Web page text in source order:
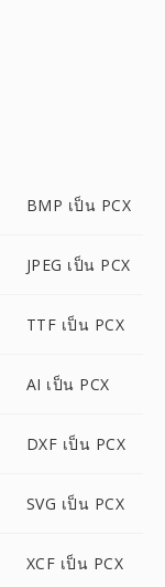
BMP เป็น PCX
JPEG เป็น PCX
TTF เป็น PCX
AI เป็น PCX
DXF เป็น PCX
SVG เป็น PCX
XCF เป็น PCX